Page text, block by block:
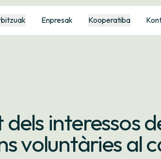
Enpresak Kooperatiba
interessos
voluntàries al